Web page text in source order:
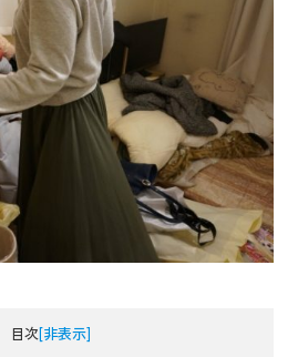
目次[非表示]